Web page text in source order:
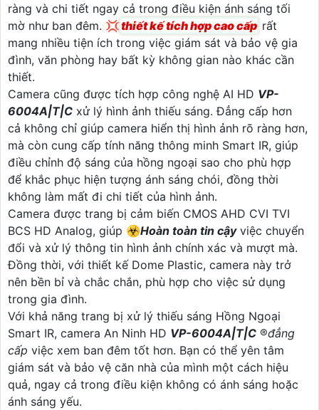
ràng và chi tiết ngay cả trong điều kiện ánh sáng tối
mờ như ban đêm. 💢thiết kế tích hợp cao cấp rất
mang nhiều tiện ích trong việc giám sát và bảo vệ gia
đình, văn phòng hay bất kỳ không gian nào khác cần
thiết.
Camera cũng được tích hợp công nghệ AI HD VP-
6004A|T|C xử lý hình ảnh thiếu sáng. Đẳng cấp hơn
cả không chỉ giúp camera hiển thị hình ảnh rõ ràng hơn,
mà còn cung cấp tính năng thông minh Smart IR, giúp
điều chỉnh độ sáng của hồng ngoại sao cho phù hợp
để khắc phục hiện tượng ánh sáng chói, đồng thời
không làm mất đi chi tiết của hình ảnh.
Camera được trang bị cảm biến CMOS AHD CVI TVI
BCS HD Analog, giúp ☣️Hoàn toàn tin cậyviệc chuyển
đổi và xử lý thông tin hình ảnh chính xác và mượt mà.
Đồng thời, với thiết kế Dome Plastic, camera này trở
nên bền bỉ và chắc chắn, phù hợp cho việc sử dụng
trong gia đình.
Với khả năng trang bị xử lý thiếu sáng Hồng Ngoại
Smart IR, camera An Ninh HD VP-6004A|T|C ®️đẳng
cấp việc xem ban đêm tốt hơn. Bạn có thể yên tâm
giám sát và bảo vệ căn nhà của mình một cách hiệu
quả, ngay cả trong điều kiện không có ánh sáng hoặc
ánh sáng yếu.